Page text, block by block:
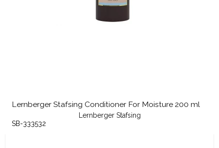
Lernberger Stafsing Conditioner For Moisture 200 ml
Lernberger Stafsing
SB-333532